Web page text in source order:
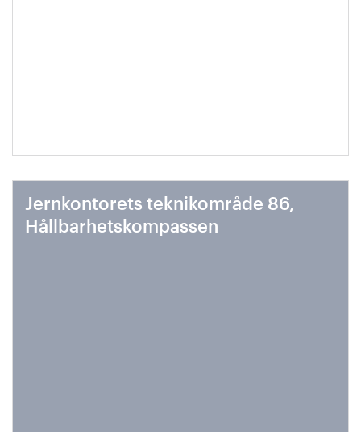
Jernkontorets teknikområde 86,
Hållbarhetskompassen